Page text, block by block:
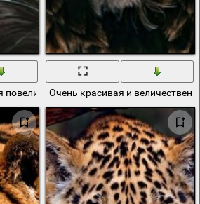
повелительница воздуха
Очень красивая и